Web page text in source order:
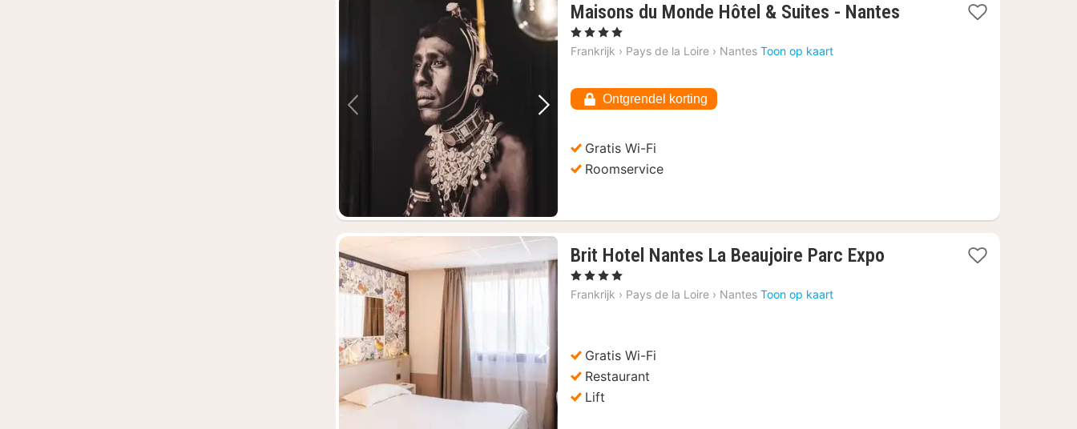
Vorige foto Volgende foto
Maisons du Monde Hôtel & Suites - Nantes
1
nacht
€
96,54
, 4 Sterren
Frankrijk › Pays de la Loire › Nantes Toon op kaart
Ontgrendel korting
Gratis Wi-Fi
Roomservice
Vorige foto Volgende foto
Brit Hotel Nantes La Beaujoire Parc Expo
, 4 Sterren
Frankrijk › Pays de la Loire › Nantes Toon op kaart
Gratis Wi-Fi
Restaurant
Lift